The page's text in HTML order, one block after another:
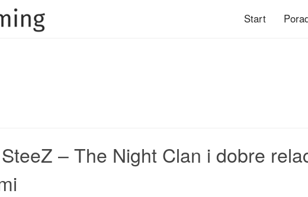
Start
– The Night Clan i dobre